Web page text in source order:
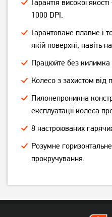
Миша Logitech M190
Wireless Mid Grey
649 грн
Гарантія високої
1000 DPI.
Гарантоване плавне і
якій поверхні, навіть
Працюйте без
Колесо з захистом від
Пилонепроникна
експлуатації колеса
8 настроюваних
Розумне
прокручування.